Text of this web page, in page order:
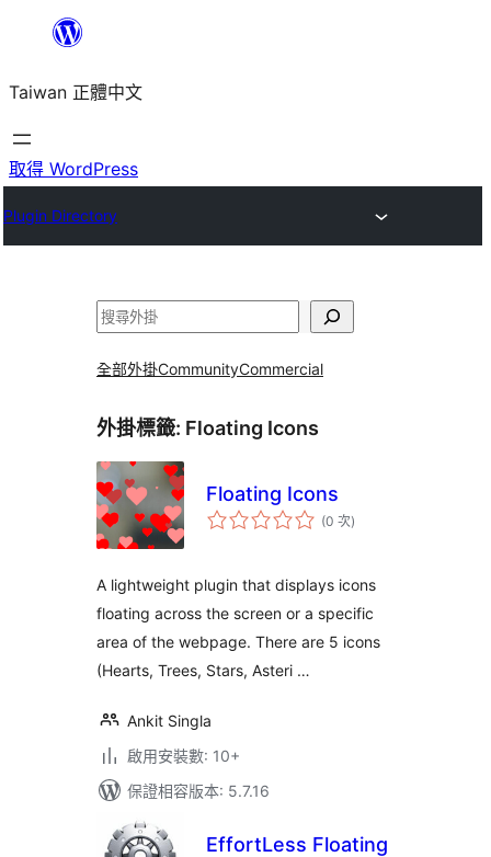
主
要
內
Taiwan 正體中文
取得 WordPress
Plugin Directory
搜
全部外掛CommunityCommercial
外掛標籤: Floating Icons
Floating Icons
(0 次評
分)
A lightweight plugin that displays icons
floating across the screen or a specific
area of the webpage. There are 5 icons
(Hearts, Trees, Stars, Asteri …
Ankit Singla
啟用安裝數: 10+
保證相容版本: 5.7.16
EffortLess Floating